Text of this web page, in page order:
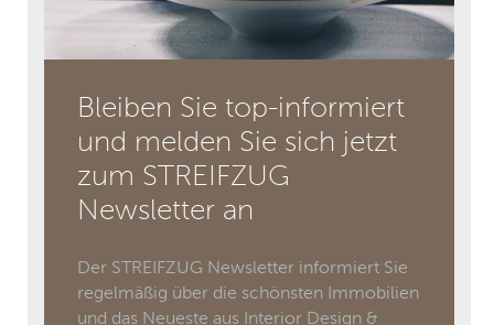
Bleiben Sie top-informiert
und melden Sie sich jetzt
zum STREIFZUG
Newsletter an
Der STREIFZUG Newsletter informiert Sie
regelmäßig über die schönsten Immobilien
und das Neueste aus Interior Design &